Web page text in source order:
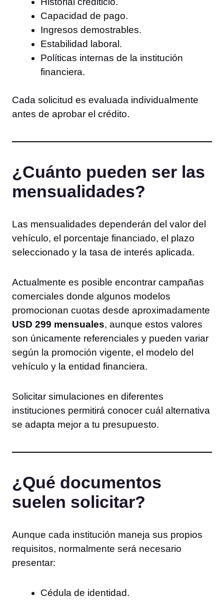
Capacidad de pago.
Ingresos demostrables.
Estabilidad laboral.
Políticas internas de la institución
financiera.
Cada solicitud es evaluada individualmente
antes de aprobar el crédito.
¿Cuánto pueden ser las
mensualidades?
Las mensualidades dependerán del valor del
vehículo, el porcentaje financiado, el plazo
seleccionado y la tasa de interés aplicada.
Actualmente es posible encontrar campañas
comerciales donde algunos modelos
promocionan cuotas desde aproximadamente
USD 299 mensuales, aunque estos valores
son únicamente referenciales y pueden variar
según la promoción vigente, el modelo del
vehículo y la entidad financiera.
Solicitar simulaciones en diferentes
instituciones permitirá conocer cuál alternativa
se adapta mejor a tu presupuesto.
¿Qué documentos
suelen solicitar?
Aunque cada institución maneja sus propios
requisitos, normalmente será necesario
presentar:
Cédula de identidad.